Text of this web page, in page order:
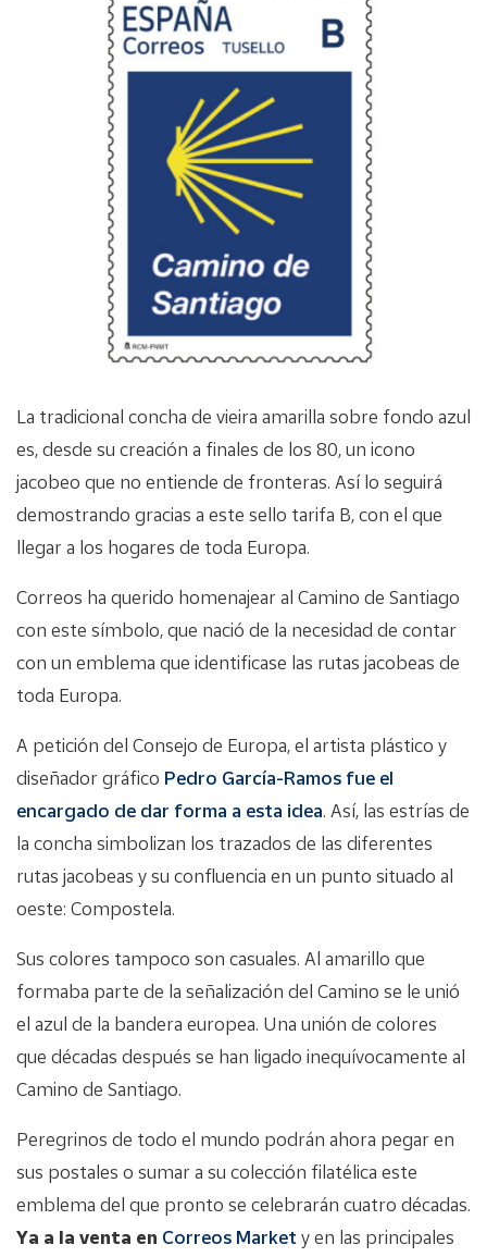
La tradicional concha de vieira amarilla sobre fondo azul
es, desde su creación a finales de los 80, un icono
jacobeo que no entiende de fronteras. Así lo seguirá
demostrando gracias a este sello tarifa B, con el que
llegar a los hogares de toda Europa.
Correos ha querido homenajear al Camino de Santiago
con este símbolo, que nació de la necesidad de contar
con un emblema que identificase las rutas jacobeas de
toda Europa.
A petición del Consejo de Europa, el artista plástico y
diseñador gráfico Pedro García-Ramos fue el
encargado de dar forma a esta idea. Así, las estrías de
la concha simbolizan los trazados de las diferentes
rutas jacobeas y su confluencia en un punto situado al
oeste: Compostela.
Sus colores tampoco son casuales. Al amarillo que
formaba parte de la señalización del Camino se le unió
el azul de la bandera europea. Una unión de colores
que décadas después se han ligado inequívocamente al
Camino de Santiago.
Peregrinos de todo el mundo podrán ahora pegar en
sus postales o sumar a su colección filatélica este
emblema del que pronto se celebrarán cuatro décadas.
Ya a la venta en Correos Markety en las principales